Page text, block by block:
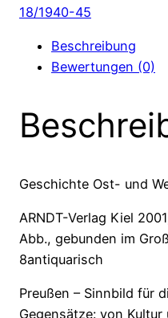
18/1940-45
Beschreibung
Bewertungen (0)
Geschichte Ost- und
ARNDT-Verlag Kiel
Abb., gebunden im
8antiquarisch
Preußen – Sinnbild für
Gegensätze: von